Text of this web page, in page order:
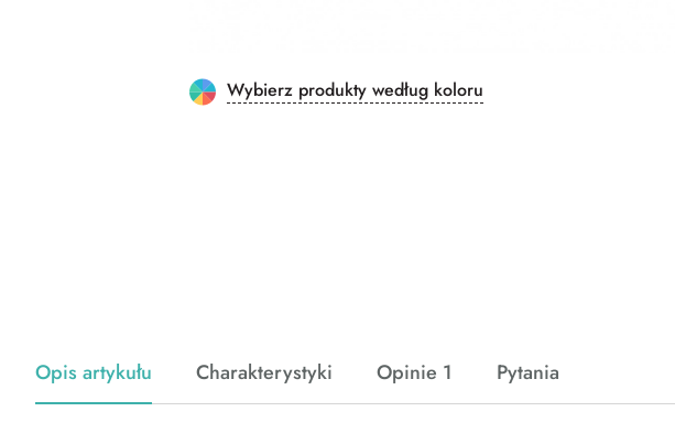
Wybierz produkty według koloru
Opis artykułu Charakterystyki Opinie 1 Pytania